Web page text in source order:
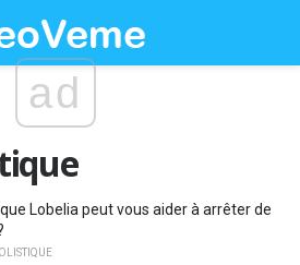
ad
Lobelia peut vous aider à arrêter de